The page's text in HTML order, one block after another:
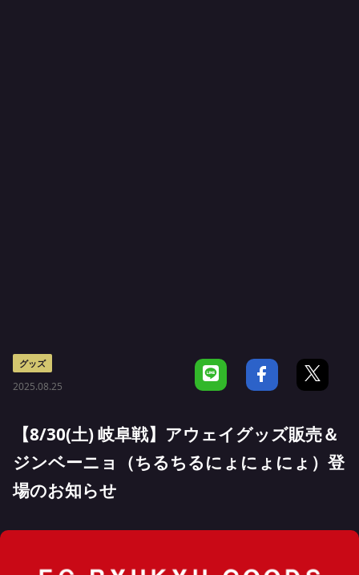
グッズ
2025.08.25
【8/30(土) 岐阜戦】アウェイグッズ販売＆
ジンベーニョ（ちるちるにょにょにょ）登
場のお知らせ